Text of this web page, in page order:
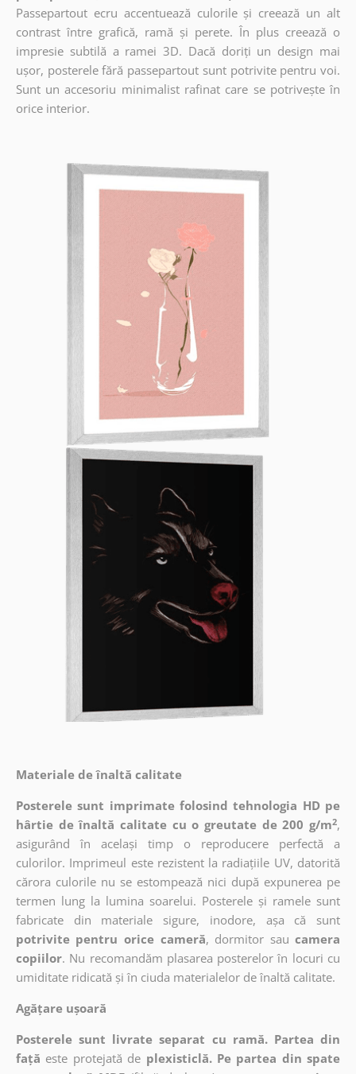
Passepartout ecru accentuează culorile și creează un alt
contrast între grafică, ramă și perete. În plus creează o
impresie subtilă a ramei 3D. Dacă doriți un design mai
ușor, posterele fără passepartout sunt potrivite pentru voi.
Sunt un accesoriu minimalist rafinat care se potrivește în
orice interior.
Materiale de înaltă calitate
Posterele sunt imprimate folosind tehnologia HD pe
hârtie de înaltă calitate cu o greutate de 200 g/m2,
asigurând în același timp o reproducere perfectă a
culorilor. Imprimeul este rezistent la radiațiile UV, datorită
cărora culorile nu se estompează nici după expunerea pe
termen lung la lumina soarelui. Posterele și ramele sunt
fabricate din materiale sigure, inodore, așa că sunt
potrivite pentru orice cameră, dormitor sau camera
copiilor. Nu recomandăm plasarea posterelor în locuri cu
umiditate ridicată și în ciuda materialelor de înaltă calitate.
Agățare ușoară
Posterele sunt livrate separat cu ramă. Partea din
față este protejată de plexisticlă. Pe partea din spate